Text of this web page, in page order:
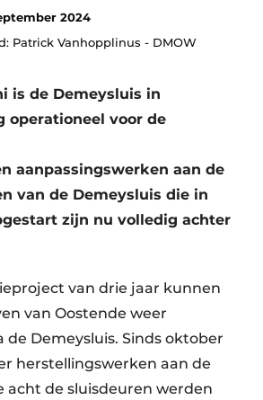
2024
Patrick Vanhopplinus - DMOW
is de Demeysluis in
operationeel voor de
aanpassingswerken aan de
van de Demeysluis die in
zijn nu volledig achter
van drie jaar kunnen
van Oostende weer
de Demeysluis. Sinds oktober
herstellingswerken aan de
acht de sluisdeuren werden